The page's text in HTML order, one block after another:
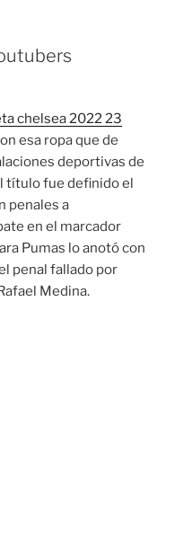
chelsea 2022 23
esa ropa que de
deportivas de
título fue definido el
penales a
en el marcador
Pumas lo anotó con
penal fallado por
Medina.